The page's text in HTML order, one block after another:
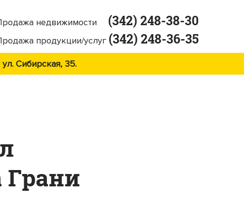
недвижимости (342) 248-38-30
продукции/услуг (342) 248-36-35
Сибирская, 35.
Грани